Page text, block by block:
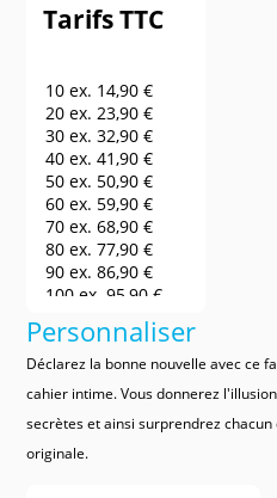
Tarifs TTC
10 ex. 14,90 €
20 ex.23,90 €
30 ex.32,90 €
40 ex.41,90 €
50 ex. 50,90 €
60 ex. 59,90 €
70 ex.68,90 €
80 ex.77,90 €
90 ex.86,90 €
100 ex.95,90 €
140,90 €
200 ex.185,90 €
250 ex.230,90 €
300 ex.
275,90 €
500 ex.365,90 €
600 ex.
Personnaliser
Déclarez la bonne nouvelle avec ce
cahier intime. Vous donnerez
secrètes et ainsi surprendrez
originale.